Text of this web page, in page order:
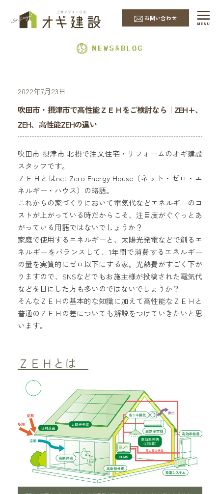
お問い合わせ
EVENT & NEWS
2022年7月23日
吹田市・摂津市で高性能ＺＥＨをご検討なら｜ZEH+、
ZEH、高性能ZEHの違い
吹田市 摂津市 北摂で注文住宅・リフォームのオギ建設
スタッフです。
ＺＥＨとはnet Zero Energy House（ネット・ゼロ・エ
ネルギー・ハウス）の略語。
これからの家づくりにおいて電気代などエネルギーのコ
ストが上がっている時だからこそ、注目度がぐぐっとあ
がっている用語ではないでしょうか？
家庭で使用するエネルギーと、太陽光発電などで創るエ
ネルギーをバランスして、1年間で消費するエネルギー
の量を実質的にゼロ以下にする家。光熱費がすごく下が
りますので、SNSなどでもお施主様が投稿された電気代
などを目にした方も多いのではないでしょうか？
そんなＺＥＨの基本的な知識に加えて高性能なＺＥＨと
普通のＺＥＨの差についても解説をつけていきたいと思
います。
ＺＥＨとは